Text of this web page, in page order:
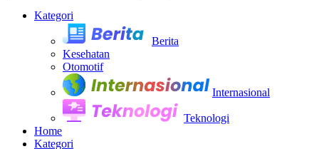
Kategori
Berita
Kesehatan
Otomotif
Internasional
Teknologi
Home
Kategori